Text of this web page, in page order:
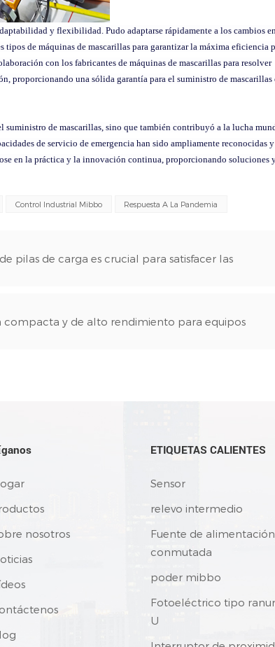
y flexibilidad. Pudo adaptarse rápidamente a los cambios
de máquinas de mascarillas para garantizar la máxima eficiencia
con los fabricantes de máquinas de mascarillas para resolver
proporcionando una sólida garantía para el suministro de mascarillas
suministro de mascarillas, sino que también contribuyó a la lucha
de servicio de emergencia han sido ampliamente reconocidas y
en la práctica y la innovación continua, proporcionando soluciones
Control Industrial Mibbo Respuesta A La Pandemia
pilas de carga es crucial para satisfacer las
compacta y de alto rendimiento para equipos
nosotros
ETIQUETAS CALIENTES
Sensor
relevo intermedio
Fuente de alimentación
conmutada
poder mibbo
Fotoeléctrico tipo
U